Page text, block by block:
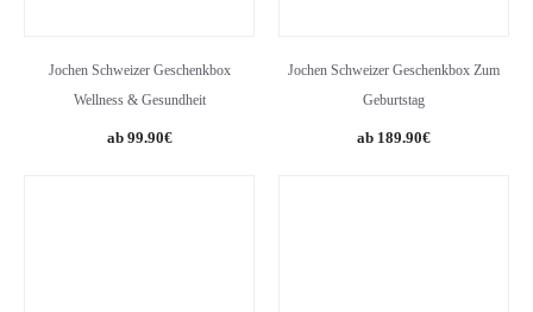
Jochen Schweizer Geschenkbox
Wellness & Gesundheit
99.90€
Jochen Schweizer Geschenkbox Zum
Geburtstag
189.90€